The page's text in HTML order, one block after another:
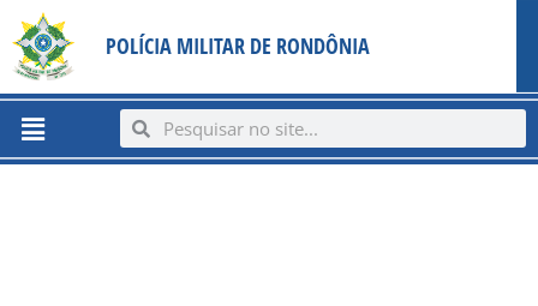
content
para
conteúdo
POLÍCIA MILITAR DE RONDÔNIA
Menu SearchSearch